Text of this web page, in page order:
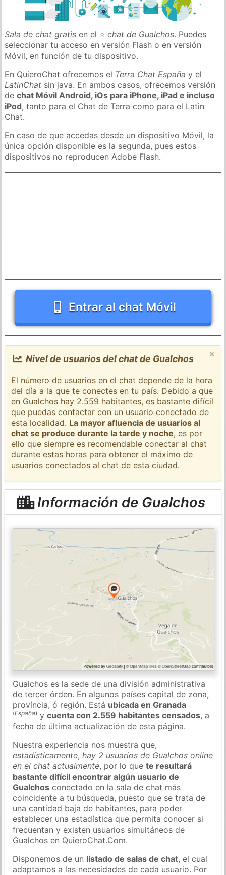
Sala de chat gratis en el ⭐chat de Gualchos. Puedes
seleccionar tu acceso en versión Flash o en versión
Móvil, en función de tu dispositivo.
En QuieroChat ofrecemos el Terra Chat España y el
LatinChat sin java. En ambos casos, ofrecemos versión
dechat Móvil Android, iOs para iPhone, iPad e incluso
iPod, tanto para el Chat de Terra como para el Latin
Chat.
En caso de que accedas desde un dispositivo Móvil, la
única opción disponible es la segunda, pues estos
dispositivos no reproducen Adobe Flash.
Entrar al chat Móvil
×
Nivel de usuarios del chat de Gualchos
El número de usuarios en el chat depende de la hora
del día a la que te conectes en tu país. Debido a que
en Gualchos hay 2.559 habitantes, es bastante difícil
que puedas contactar con un usuario conectado de
esta localidad. La mayor afluencia de usuarios al
chat se produce durante la tarde y noche, es por
ello que siempre es recomendable conectar al chat
durante estas horas para obtener el máximo de
usuarios conectados al chat de esta ciudad.
Información de Gualchos
Gualchos es la sede de una división administrativa
de tercer órden. En algunos países capital de zona,
província, ó región. Está ubicada en Granada
(España) ycuenta con 2.559 habitantes censados, a
fecha de última actualización de esta página.
Nuestra experiencia nos muestra que,
estadísticamente,hay 2 usuarios de Gualchos online
en el chat actualmente, por lo quete resultará
bastante difícil encontrar algún usuario de
Gualchos conectado en la sala de chat más
coincidente a tu búsqueda, puesto que se trata de
una cantidad baja de habitantes, para poder
establecer una estadística que permita conocer si
frecuentan y existen usuarios simultáneos de
Gualchos en QuieroChat.Com.
Disponemos de un listado de salas de chat, el cual
adaptamos a las necesidades de cada usuario. Por